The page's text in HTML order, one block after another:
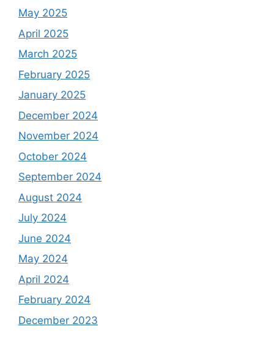
May 2025
April 2025
March 2025
February 2025
January 2025
December 2024
November 2024
October 2024
September 2024
August 2024
July 2024
June 2024
May 2024
April 2024
February 2024
December 2023